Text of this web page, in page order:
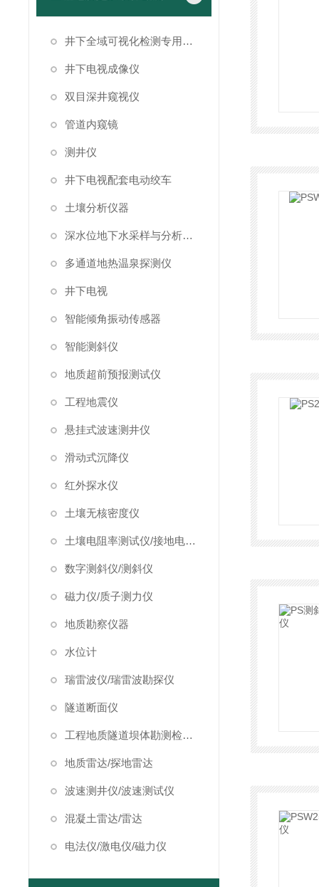
井下全域可视化检测专用成像设备
井下电视成像仪
双目深井窥视仪
管道内窥镜
测井仪
井下电视配套电动绞车
土壤分析仪器
深水位地下水采样与分析系统
多通道地热温泉探测仪
井下电视
智能倾角振动传感器
智能测斜仪
地质超前预报测试仪
工程地震仪
悬挂式波速测井仪
滑动式沉降仪
红外探水仪
土壤无核密度仪
土壤电阻率测试仪/接地电阻测试仪
数字测斜仪/测斜仪
磁力仪/质子测力仪
地质勘察仪器
水位计
瑞雷波仪/瑞雷波勘探仪
隧道断面仪
工程地质隧道坝体勘测检测仪器
地质雷达/探地雷达
波速测井仪/波速测试仪
混凝土雷达/雷达
电法仪/激电仪/磁力仪